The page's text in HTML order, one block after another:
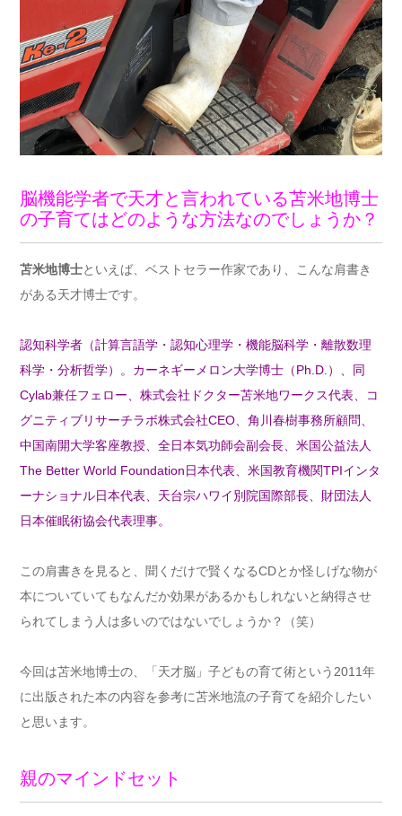
脳機能学者で天才と言われている苫米地博士
の子育てはどのような方法なのでしょうか？
苫米地博士といえば、ベストセラー作家であり、こんな肩書き
がある天才博士です。
認知科学者（計算言語学・認知心理学・機能脳科学・離散数理
科学・分析哲学）。カーネギーメロン大学博士（Ph.D.）、同
Cylab兼任フェロー、株式会社ドクター苫米地ワークス代表、コ
グニティブリサーチラボ株式会社CEO、角川春樹事務所顧問、
中国南開大学客座教授、全日本気功師会副会長、米国公益法人
The Better World Foundation日本代表、米国教育機関TPIインタ
ーナショナル日本代表、天台宗ハワイ別院国際部長、財団法人
日本催眠術協会代表理事。
この肩書きを見ると、聞くだけで賢くなるCDとか怪しげな物が
本についていてもなんだか効果があるかもしれないと納得させ
られてしまう人は多いのではないでしょうか？（笑）
今回は苫米地博士の、「天才脳」子どもの育て術という2011年
に出版された本の内容を参考に苫米地流の子育てを紹介したい
と思います。
親のマインドセット